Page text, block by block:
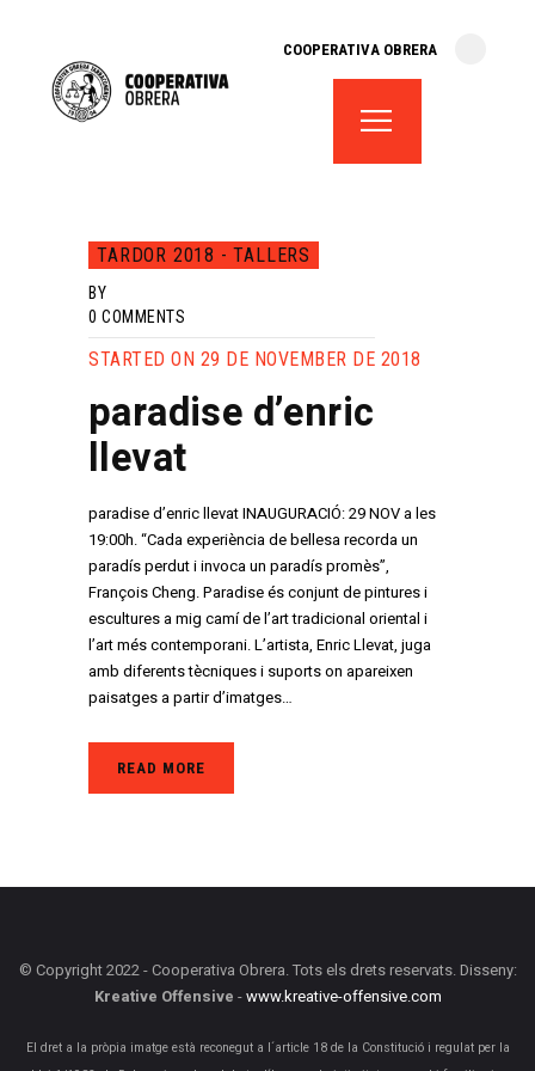
COOPERATIVA OBRERA
fes-te soci
lloguer d’espais
TARDOR 2018 - TALLERS
BY
0 COMMENTS
STARTED ON 29 DE NOVEMBER DE 2018
paradise d’enric
llevat
paradise d’enric llevat INAUGURACIÓ: 29 NOV a les
19:00h. “Cada experiència de bellesa recorda un
paradís perdut i invoca un paradís promès”,
François Cheng. Paradise és conjunt de pintures i
escultures a mig camí de l’art tradicional oriental i
l’art més contemporani. L’artista, Enric Llevat, juga
amb diferents tècniques i suports on apareixen
paisatges a partir d’imatges…
READ MORE
© Copyright 2022 - Cooperativa Obrera. Tots els drets reservats. Disseny:
Kreative Offensive -www.kreative-offensive.com
El dret a la pròpia imatge està reconegut a l´article 18 de la Constitució i regulat per la